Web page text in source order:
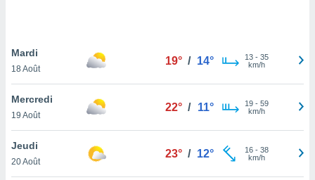
pas
de
à
cas,
que
Mardi
18 Août
19° / 14° 13- 35
km/h
Mercredi
19 Août
22° / 11° 19- 59
km/h
Jeudi
20 Août
23° / 12° 16- 38
km/h